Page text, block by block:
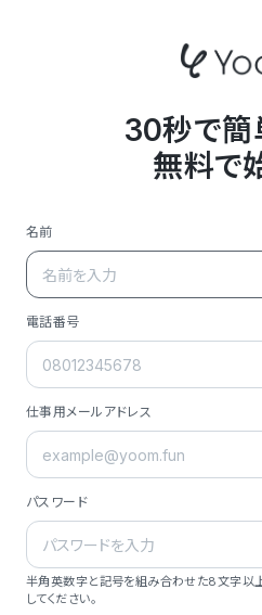
30秒で簡
無料で
名前
電話番号
仕事用メールアドレス
パスワード
半角英数字と記号を組み合わせた8文字以
してください。